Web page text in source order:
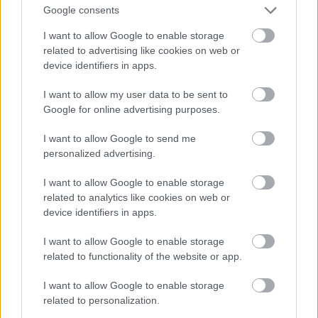
Google consents
I want to allow Google to enable storage
related to advertising like cookies on web or
device identifiers in apps.
I want to allow my user data to be sent to
Google for online advertising purposes.
I want to allow Google to send me
personalized advertising.
I want to allow Google to enable storage
related to analytics like cookies on web or
device identifiers in apps.
I want to allow Google to enable storage
related to functionality of the website or app.
I want to allow Google to enable storage
related to personalization.
Neked is jót tesz majd az a kis pihenés, hidd el.
Vedd ezt jószándékú orvosi ingyenes tanácsnak :
Olyanoknak, mint te, akik balhitekben hisznek és
tajtékoznak téveteg, megárthat az olvasás, ha meg
akarnak maradni vakhiteikben.
tajtékzó balhiteikkel és vad kényszerképzeteikkel
nem harmonizál. Ilyenkor dühbe jönnek.
Nekik egy tibeti imamalmot kellene beszerezni, ami
gépiesen ismételgetné azt, amiben vakon,
gondolkodás nélkül hisznek.
Lelki nyugalmukat ez békében hagyná.
Rufus78 (talán vak vagyok, de nem